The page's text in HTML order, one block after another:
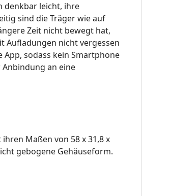
denkbar leicht, ihre
sind die Träger wie auf
Zeit nicht bewegt hat,
Aufladungen nicht vergessen
sodass kein Smartphone
an eine
Maßen von 58 x 31,8 x
gebogene Gehäuseform.